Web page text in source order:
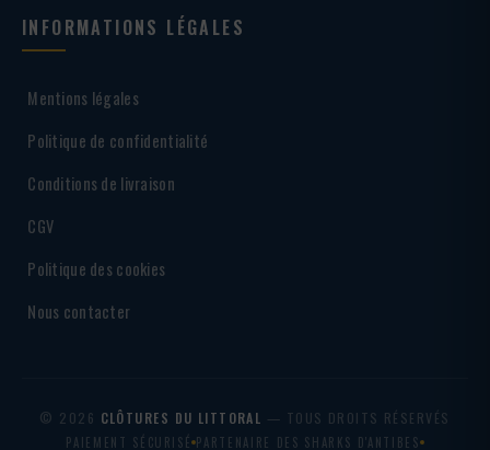
INFORMATIONS LÉGALES
Mentions légales
Politique de confidentialité
Conditions de livraison
CGV
Politique des cookies
Nous contacter
© 2026 CLÔTURES DU LITTORAL — TOUS DROITS RÉSERVÉS
PAIEMENT SÉCURISÉ PARTENAIRE DES SHARKS D'ANTIBES